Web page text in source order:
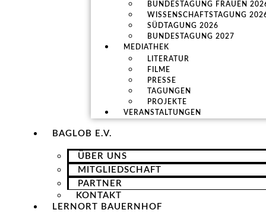
BUNDESTAGUNG FRAUEN
WISSENSCHAFTSTAGUNG
SÜDTAGUNG 2026
BUNDESTAGUNG 2027
MEDIATHEK
LITERATUR
FILME
PRESSE
TAGUNGEN
PROJEKTE
VERANSTALTUNGEN
BAGLOB E.V.
ÜBER UNS
MITGLIEDSCHAFT
PARTNER
KONTAKT
LERNORT BAUERNHOF